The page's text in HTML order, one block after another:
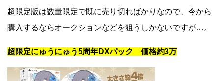
超限定版は数量限定で既に売り切ればかりなので、今から
購入するならオークションなどを狙うしかないですが…。
超限定にゅうにゅう5周年DXパック 価格約3万